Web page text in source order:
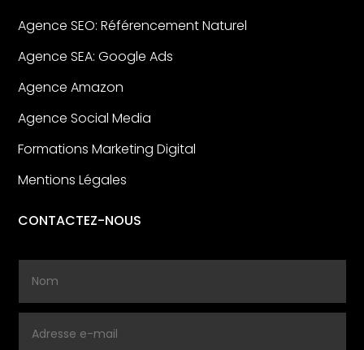
Agence SEO: Référencement Naturel
Agence SEA: Google Ads
Agence Amazon
Agence Social Media
Formations Marketing Digital
Mentions Légales
CONTACTEZ-NOUS